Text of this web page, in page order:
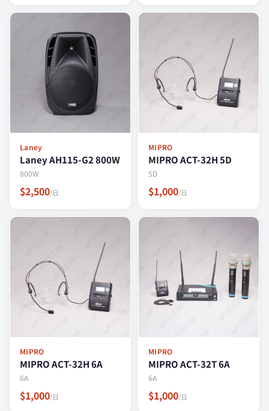
Laney
Laney AH115-G2 800W
800W
$2,500/日
MIPRO
MIPRO ACT-32H 5D
5D
$1,000/日
MIPRO
MIPRO ACT-32H 6A
6A
$1,000/日
MIPRO
MIPRO ACT-32T 6A
6A
$1,000/日